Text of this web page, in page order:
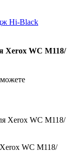
Hi-Black
Xerox WC M118/
WC M118/